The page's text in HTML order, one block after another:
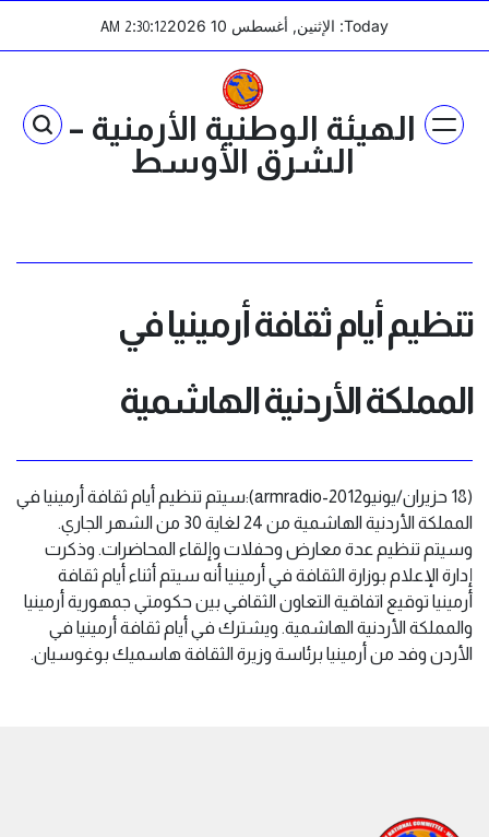
Today: الإثنين, أغسطس 10 2026 2:30:12
AM
الهيئة الوطنية الأرمنية –
الشرق الأوسط
تنظيم أيام ثقافة أرمينيا في
المملكة الأردنية الهاشمية
(18 حزيران/يونيو2012-armradio):سيتم تنظيم أيام ثقافة أرمينيا في
المملكة الأردنية الهاشمية من 24 لغاية 30 من الشهر الجاري.
وسيتم تنظيم عدة معارض وحفلات وإلقاء المحاضرات. وذكرت
إدارة الإعلام بوزارة الثقافة في أرمينيا أنه سيتم أثناء أيام ثقافة
أرمينيا توقيع اتفاقية التعاون الثقافي بين حكومتي جمهورية أرمينيا
والمملكة الأردنية الهاشمية. ويشترك في أيام ثقافة أرمينيا في
الأردن وفد من أرمينيا برئاسة وزيرة الثقافة هاسميك بوغوسيان.